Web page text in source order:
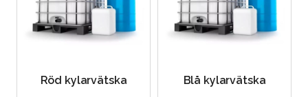
Röd kylarvätska Blå kylarvätska